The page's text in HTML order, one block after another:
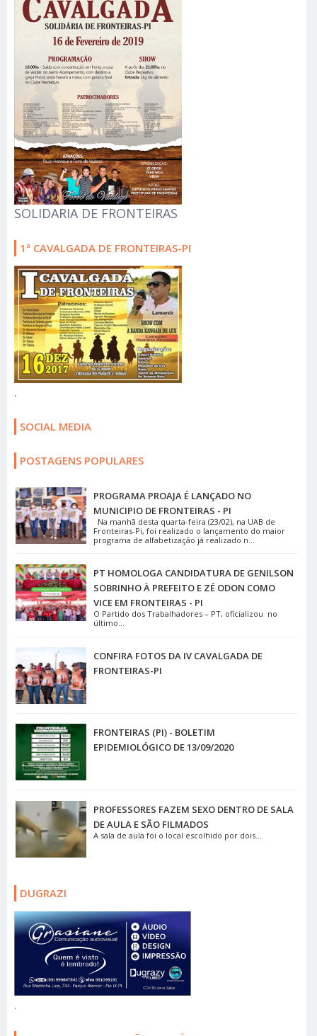
SOLIDARIA DE FRONTEIRAS
1ª CAVALGADA DE FRONTEIRAS-PI
.
SOCIAL MEDIA
POSTAGENS POPULARES
PROGRAMA PROAJA É LANÇADO NO
MUNICIPIO DE FRONTEIRAS - PI
Na manhã desta quarta-feira (23/02), na UAB de
Fronteiras-Pi, foi realizado o lançamento do maior
programa de alfabetização já realizado n...
PT HOMOLOGA CANDIDATURA DE GENILSON
SOBRINHO À PREFEITO E ZÉ ODON COMO
VICE EM FRONTEIRAS - PI
O Partido dos Trabalhadores – PT, oficializou no
último...
CONFIRA FOTOS DA IV CAVALGADA DE
FRONTEIRAS-PI
FRONTEIRAS (PI) - BOLETIM
EPIDEMIOLÓGICO DE 13/09/2020
PROFESSORES FAZEM SEXO DENTRO DE SALA
DE AULA E SÃO FILMADOS
A sala de aula foi o local escolhido por dois...
DUGRAZI
.